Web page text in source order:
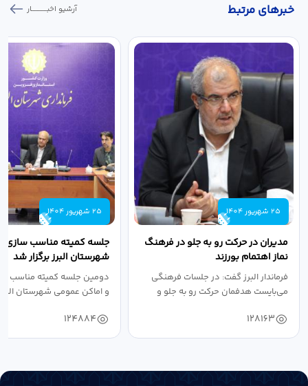
خبر‌های مرتبط آرشیو اخبـــــــــــار
25 شهریور 1404
مدیران در حرکت رو به جلو در فرهنگ
نماز اهتمام بورزند
فرماندار البرز گفت: در جلسات فرهنگی
می‌بایست هدفمان حرکت رو به جلو و
128163
25 شهریور 1404
جلسه کمیته مناسب سازی
شهرستان البرز برگزار شد
دومین جلسه کمیته مناسب
و اماکن عمومی شهرستان
124884